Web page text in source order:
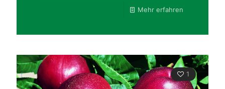
Mehr erfahren
1